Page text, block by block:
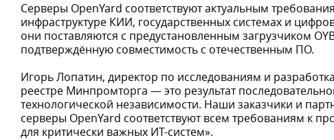
Серверы OpenYard соответствуют актуальным
инфраструктуре КИИ, государственных системах и
они поставляются с предустановленным загрузчиком
подтверждённую совместимость с отечественным ПО.
Игорь Лопатин, директор по исследованиям и
реестре Минпромторга — это результат
технологической независимости. Наши заказчики и
серверы OpenYard соответствуют всем требованиям к
для критически важных ИТ-систем».